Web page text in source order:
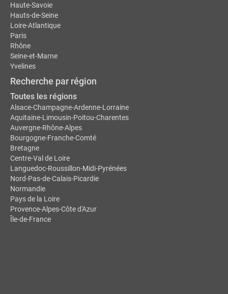
Haute-Savoie
Hauts-de-Seine
Loire-Atlantique
Paris
Rhône
Seine-et-Marne
Yvelines
Recherche par région
Toutes les régions
Alsace-Champagne-Ardenne-Lorraine
Aquitaine-Limousin-Poitou-Charentes
Auvergne-Rhône-Alpes
Bourgogne-Franche-Comté
Bretagne
Centre-Val de Loire
Languedoc-Roussillon-Midi-Pyrénées
Nord-Pas-de-Calais-Picardie
Normandie
Pays de la Loire
Provence-Alpes-Côte d'Azur
Île-de-France